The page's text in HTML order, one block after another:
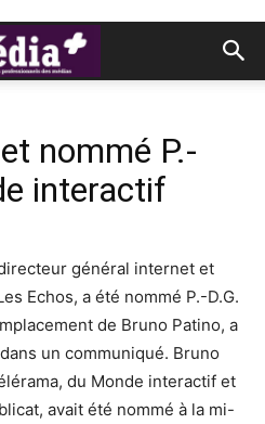
nommé P.-
interactif
général internet et
Echos, a été nommé P.-D.G.
de Bruno Patino, a
un communiqué. Bruno
du Monde interactif et
avait été nommé à la mi-